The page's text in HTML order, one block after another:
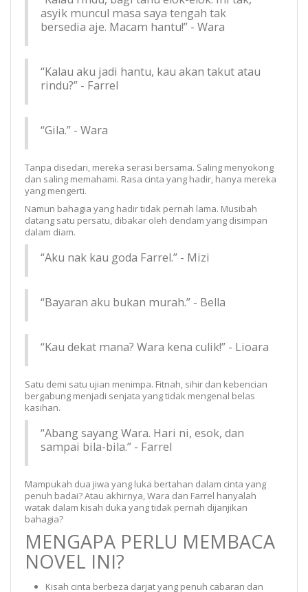
asyik muncul masa saya tengah tak
bersedia aje. Macam hantu!” - Wara
“Kalau aku jadi hantu, kau akan takut atau
rindu?” - Farrel
“Gila.” - Wara
Tanpa disedari, mereka serasi bersama. Saling menyokong
dan saling memahami. Rasa cinta yang hadir, hanya mereka
yang mengerti.
Namun bahagia yang hadir tidak pernah lama. Musibah
datang satu persatu, dibakar oleh dendam yang disimpan
dalam diam.
“Aku nak kau goda Farrel.” - Mizi
“Bayaran aku bukan murah.” - Bella
“Kau dekat mana? Wara kena culik!” - Lioara
Satu demi satu ujian menimpa. Fitnah, sihir dan kebencian
bergabung menjadi senjata yang tidak mengenal belas
kasihan.
“Abang sayang Wara. Hari ni, esok, dan
sampai bila-bila.” - Farrel
Mampukah dua jiwa yang luka bertahan dalam cinta yang
penuh badai? Atau akhirnya, Wara dan Farrel hanyalah
watak dalam kisah duka yang tidak pernah dijanjikan
bahagia?
MENGAPA PERLU MEMBACA
NOVEL INI?
Kisah cinta berbeza darjat yang penuh cabaran dan